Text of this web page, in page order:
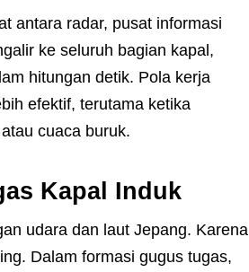
antara radar, pusat informasi
ke seluruh bagian kapal,
hitungan detik. Pola kerja
efektif, terutama ketika
cuaca buruk.
Kapal Induk
udara dan laut Jepang. Karena
Dalam formasi gugus tugas,